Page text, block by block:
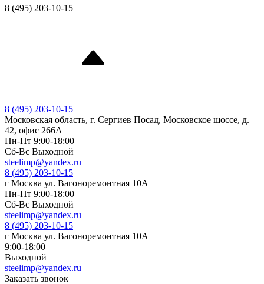
8 (495) 203-10-15
8 (495) 203-10-15
Московская область, г. Сергиев Посад, Московское шоссе, д.
42, офис 266А
Пн-Пт 9:00-18:00
Cб-Вс Выходной
steelimp@yandex.ru
8 (495) 203-10-15
г Москва ул. Вагоноремонтная 10А
Пн-Пт 9:00-18:00
Cб-Вс Выходной
steelimp@yandex.ru
8 (495) 203-10-15
г Москва ул. Вагоноремонтная 10А
9:00-18:00
Выходной
steelimp@yandex.ru
Заказать звонок